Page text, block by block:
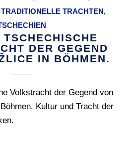
TRADITIONELLE TRACHTEN,
DER GEGEND
IN BÖHMEN.
Volkstracht der Gegend von
Kultur und Tracht der